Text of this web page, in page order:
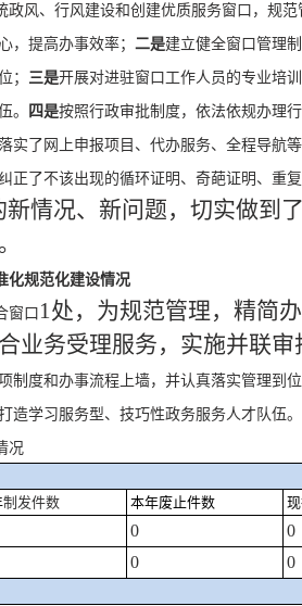
政风、行风建设和创建优质服务窗口，规
，提高办事效率； 二是建立健全窗口管理
； 三是开展对进驻窗口工作人员的专业培
。 四是按照行政审批制度，依法依规办理
实了网上申报项目、代办服务、全程导航
正了不该出现的循环证明、奇葩证明、重
新情况、新问题，切实做到
化规范化建设情况
窗口 1处，为规范管理，精简
业务受理服务，实施并联
制度和办事流程上墙，并认真落实管理到
造学习服务型、技巧性政务服务人才队伍。
况
制发件数 本年废止件数
0 0
0 0